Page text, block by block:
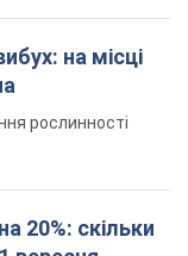
на місці
рослинності
20%: скільки